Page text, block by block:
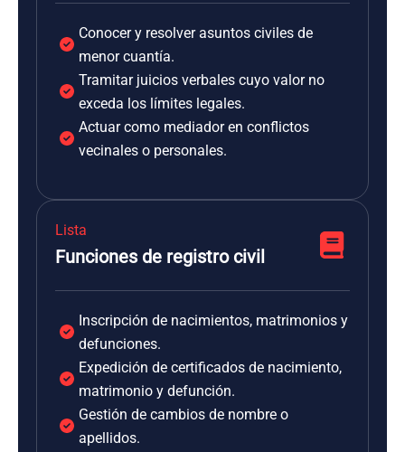
Conocer y resolver asuntos civiles de
menor cuantía.
Tramitar juicios verbales cuyo valor no
exceda los límites legales.
Actuar como mediador en conflictos
vecinales o personales.
Lista
Funciones de registro civil
Inscripción de nacimientos, matrimonios y
defunciones.
Expedición de certificados de nacimiento,
matrimonio y defunción.
Gestión de cambios de nombre o
apellidos.